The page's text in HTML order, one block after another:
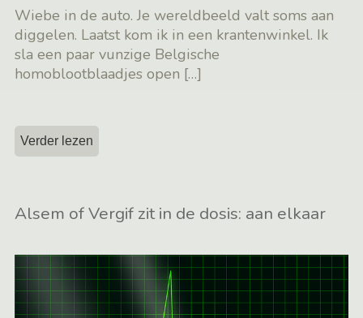
Wiebe in de auto. Je wereldbeeld valt soms aan
diggelen. Laatst kom ik in een krantenwinkel. Ik
sla een paar vunzige Belgische
homoblootblaadjes open […]
Verder lezen
Alsem of Vergif zit in de dosis: aan elkaar